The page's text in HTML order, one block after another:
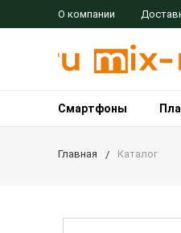
О компании
Смартфоны
Главная Каталог